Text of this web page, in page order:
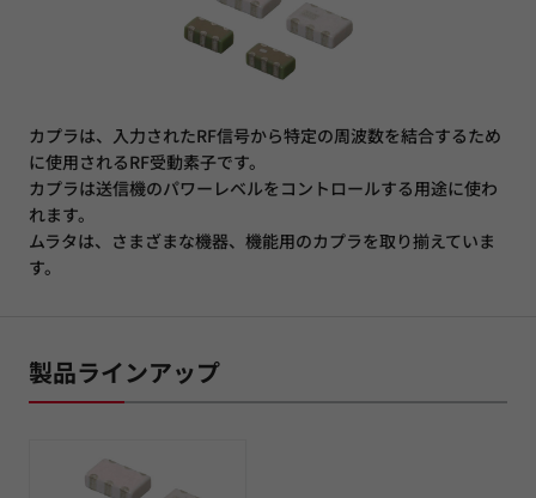
カプラは、入力されたRF信号から特定の周波数を結合するため
に使用されるRF受動素子です。
カプラは送信機のパワーレベルをコントロールする用途に使わ
れます。
ムラタは、さまざまな機器、機能用のカプラを取り揃えていま
す。
製品ラインアップ